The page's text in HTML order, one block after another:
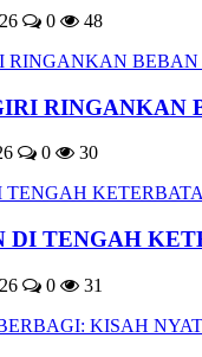
0 48
RINGANKAN
0 30
DI TENGAH
0 31